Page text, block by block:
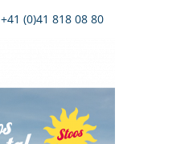
+41 (0)41 818 08 80